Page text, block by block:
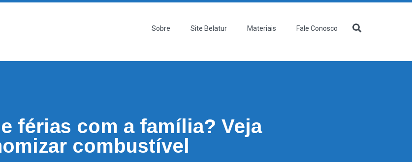
Sobre Site Belatur Materiais Fale Conosco
férias com a família? Veja
combustível